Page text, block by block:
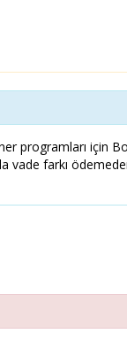
programları için
vade farkı